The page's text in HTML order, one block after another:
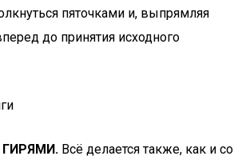
пяточками и, выпрямляя
до принятия исходного
Всё делается также, как и со